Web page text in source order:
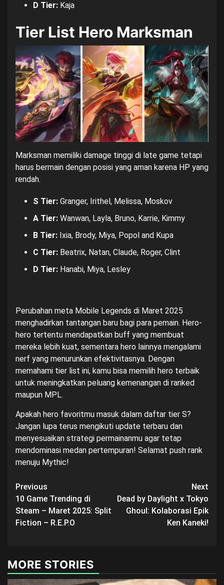
D Tier: Kaja
Tier List Hero Marksman
Marksman memiliki damage tinggi di late game tetapi
harus bermain dengan posisi yang aman karena HP yang
rendah.
S Tier: Granger, Irithel, Melissa, Moskov
A Tier: Wanwan, Layla, Bruno, Karrie, Kimmy
B Tier: Ixia, Brody, Miya, Popol and Kupa
C Tier: Beatrix, Natan, Claude, Roger, Clint
D Tier: Hanabi, Miya, Lesley
Perubahan meta Mobile Legends di Maret 2025
menghadirkan tantangan baru bagi para pemain. Hero-
hero tertentu mendapatkan buff yang membuat
mereka lebih kuat, sementara hero lainnya mengalami
nerf yang menurunkan efektivitasnya. Dengan
memahami tier list ini, kamu bisa memilih hero terbaik
untuk meningkatkan peluang kemenangan di ranked
maupun MPL.
Apakah hero favoritmu masuk dalam daftar tier S?
Jangan lupa terus mengikuti update terbaru dan
menyesuaikan strategi permainanmu agar tetap
mendominasi medan pertempuran! Selamat push rank
menuju Mythic!
Post
navigation
Previous
10 Game Trending di
Steam – Maret 2025: Split
Fiction – R.E.P.O
Next
Dead by Daylight x Tokyo
Ghoul: Kolaborasi Epik
Ken Kaneki!
MORE STORIES